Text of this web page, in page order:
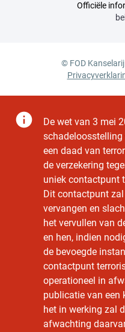
Officiële
© FOD
De wet van 3 mei
een daad van
de verzekering
uniek contactpunt
Dit contactpunt
vervangen en
het vervullen van
en hen, indien
de bevoegde
contactpunt
operationeel in
publicatie van
het in werking zal
afwachting